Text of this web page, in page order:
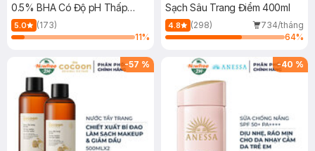
0.5% BHA Có Độ pH Thấp
150ml
5.0
(173)
11%
Sạch Sâu Trang Điểm 400ml
4.8 (298)
734/tháng
64%
-57 % -40 %